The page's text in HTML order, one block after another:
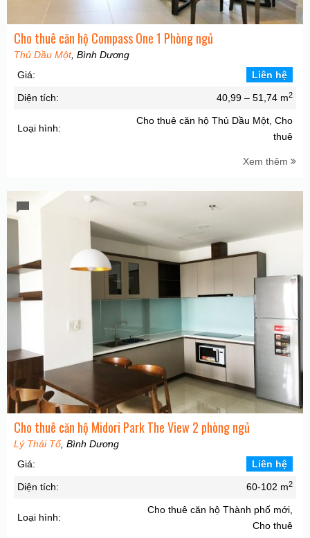
Cho thuê căn hộ Compass One 1 Phòng ngủ
Thủ Dầu Một, Bình Dương
Giá:
Liên hệ
Diện tích: 40,99 – 51,74 m2
Loại hình:
Cho thuê căn hộ Thủ Dầu Một, Cho
thuê
Xem thêm
Cho thuê căn hộ Midori Park The View 2 phòng ngủ
Lý Thái Tổ, Bình Dương
Giá:
Liên hệ
Diện tích: 60-102 m2
Loại hình:
Cho thuê căn hộ Thành phố mới,
Cho thuê